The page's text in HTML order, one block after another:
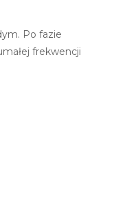
Po fazie
frekwencji